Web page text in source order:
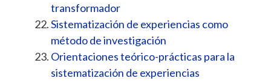
transformador
Sistematización de experiencias como
método de investigación
Orientaciones teórico-prácticas para la
sistematización de experiencias